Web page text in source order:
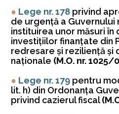
● Lege nr. 178 privind
de urgenţă a Guvernului
instituirea unor măsuri în
investiţiilor finanţate din
redresare şi rezilienţă şi
naţionale (M.O. nr. 1025/
● Lege nr. 179 pentru
lit. h) din Ordonanţa
privind cazierul fiscal